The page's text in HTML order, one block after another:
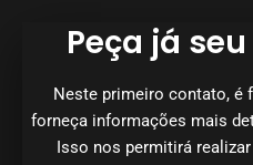
Peça já
Neste primeiro contato, é
forneça informações mais
Isso nos permitirá